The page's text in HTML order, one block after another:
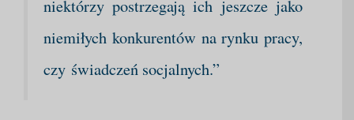
niektórzy postrzegają ich jeszcze jako
niemiłych konkurentów na rynku pracy,
czy świadczeń socjalnych.”